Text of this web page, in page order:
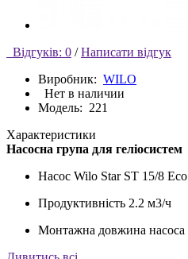
Відгуків: 0 / Написати відгук
Виробник: WILO
Нет в наличии
Модель: 221
Характеристики
Насосна група для геліосистем
Насос Wilo Star ST 15/8 Eco
Продуктивність 2.2 м3/ч
Монтажна довжина насоса